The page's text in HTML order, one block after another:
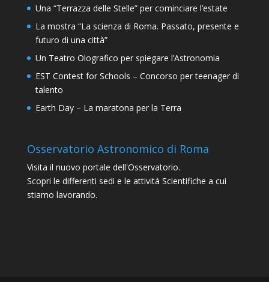
Una “Terrazza delle Stelle” per cominciare l’estate
La mostra “La scienza di Roma. Passato, presente e
futuro di una città”
Un Teatro Olografico per spiegare l’Astronomia
EST Contest for Schools – Concorso per teenager di
talento
Earth Day – La maratona per la Terra
Osservatorio Astronomico di Roma
Visita il nuovo portale dell'Osservatorio.
Scopri le differenti sedi e le attività Scientifiche a cui
stiamo lavorando.